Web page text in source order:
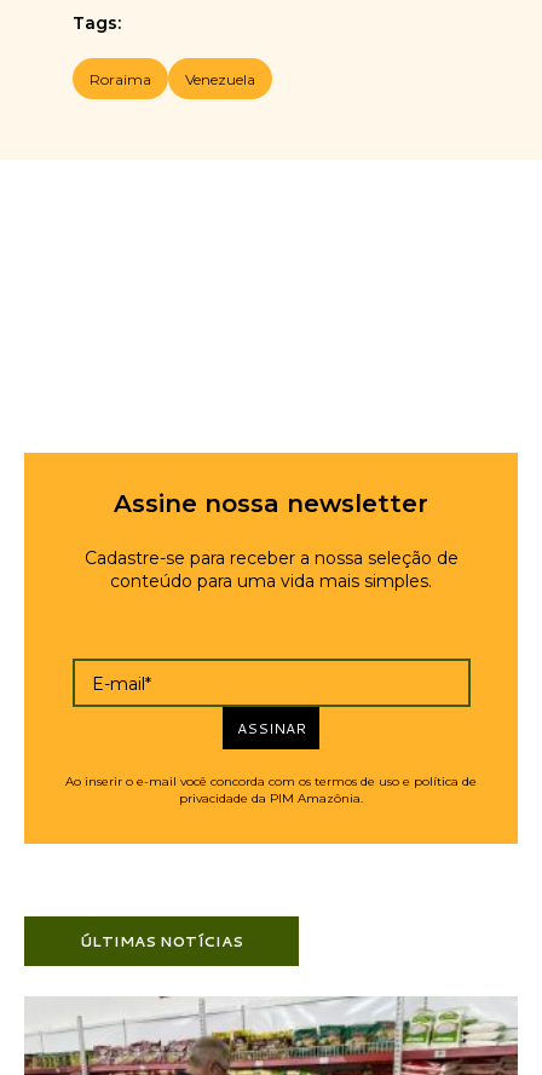
Tags:
Roraima Venezuela
Assine nossa newsletter
Cadastre-se para receber a nossa seleção de
conteúdo para uma vida mais simples.
E-mail*
ASSINAR
Ao inserir o e-mail você concorda com os termos de uso e política de
privacidade da PIM Amazônia.
ÚLTIMAS NOTÍCIAS